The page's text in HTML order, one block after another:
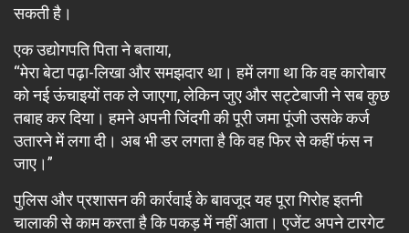
सकती है।
एक उद्योगपति पिता ने बताया,
“मेरा बेटा पढ़ा-लिखा और समझदार था। हमें लगा था कि वह कारोबार
को नई ऊंचाइयों तक ले जाएगा, लेकिन जुए और सट्टेबाजी ने सब कुछ
तबाह कर दिया। हमने अपनी जिंदगी की पूरी जमा पूंजी उसके कर्ज
उतारने में लगा दी। अब भी डर लगता है कि वह फिर से कहीं फंस न
जाए।”
पुलिस और प्रशासन की कार्रवाई के बावजूद यह पूरा गिरोह इतनी
चालाकी से काम करता है कि पकड़ में नहीं आता। एजेंट अपने टारगेट